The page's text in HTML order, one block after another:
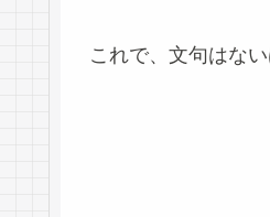
これで、文句はない